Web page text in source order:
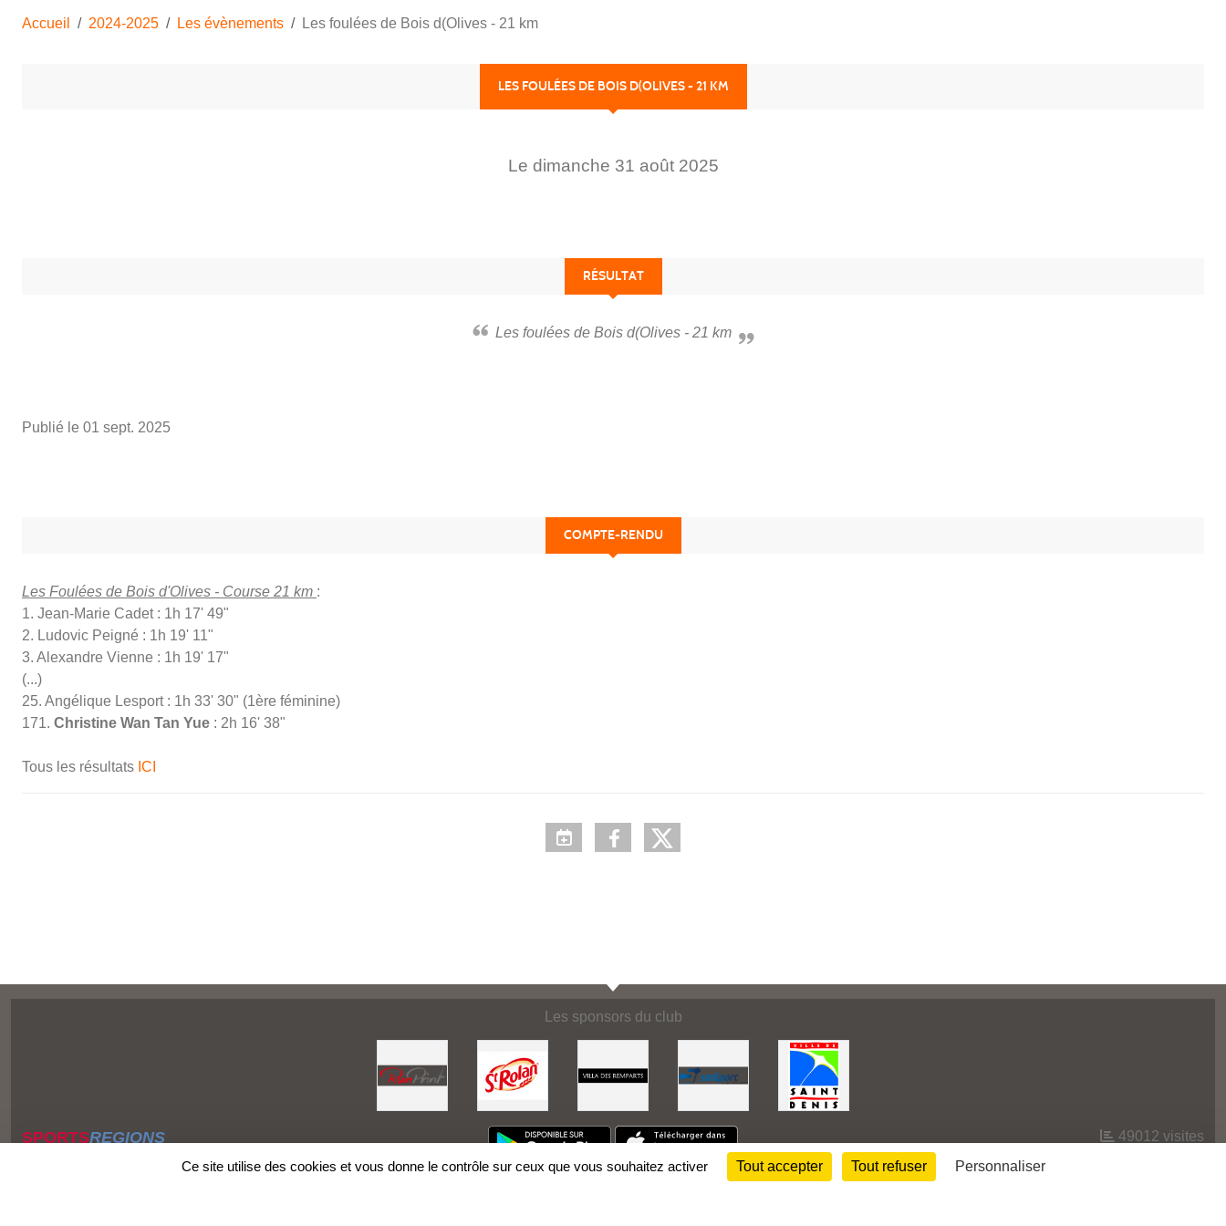
Accueil 2024-2025 Les évènements Les foulées de Bois d(Olives - 21 km
LES FOULÉES DE BOIS D(OLIVES - 21 KM
Le dimanche 31 août 2025
RÉSULTAT
Les foulées de Bois d(Olives - 21 km
Publié le 01 sept. 2025
COMPTE-RENDU
Les Foulées de Bois d'Olives - Course 21 km :
1. Jean-Marie Cadet : 1h 17' 49"
2. Ludovic Peigné : 1h 19' 11"
3. Alexandre Vienne : 1h 19' 17"
(...)
25. Angélique Lesport : 1h 33' 30" (1ère féminine)
171. Christine Wan Tan Yue : 2h 16' 38"
Tous les résultats ICI
Les sponsors du club
SPORTSREGIONS 49012 visites
Ce site utilise des cookies et vous donne le contrôle sur ceux que vous souhaitez activer Tout accepter Tout refuser Personnaliser